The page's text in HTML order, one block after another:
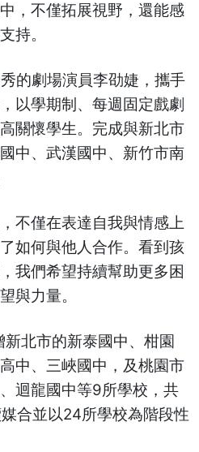
，不僅拓展視野，還能感
持。
的劇場演員李劭婕，攜手
以學期制、每週固定戲劇
關懷學生。完成與新北市
中、武漢國中、新竹市南
不僅在表達自我與情感上
如何與他人合作。看到孩
我們希望持續幫助更多困
與力量。
北市的新泰國中、柑園
中、三峽國中，及桃園市
迴龍國中等9所學校，共
合並以24所學校為階段性